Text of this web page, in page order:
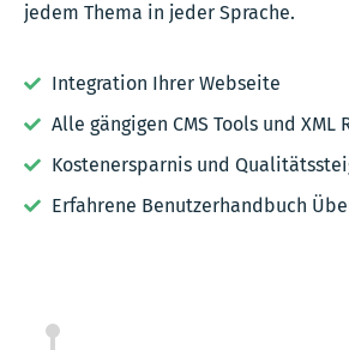
jedem Thema in jeder Sprache.
Integration Ihrer Webseite
Alle gängigen CMS Tools und
Kostenersparnis und
Erfahrene Benutzerhandbuch